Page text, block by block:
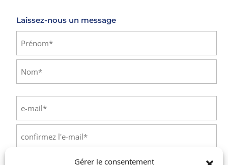
Gérer le consentement
Laissez-nous un message
Prénom
mail(Nécessaire)
Saisissez
un
e-